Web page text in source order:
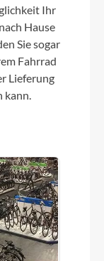
Ihr
Hause
Sie sogar
Fahrrad
Lieferung
kann.